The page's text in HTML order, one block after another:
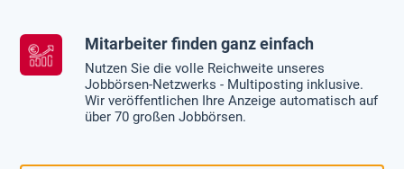
Mitarbeiter finden ganz einfach
Nutzen Sie die volle Reichweite unseres
Jobbörsen-Netzwerks - Multiposting inklusive.
Wir veröffentlichen Ihre Anzeige automatisch auf
über 70 großen Jobbörsen.